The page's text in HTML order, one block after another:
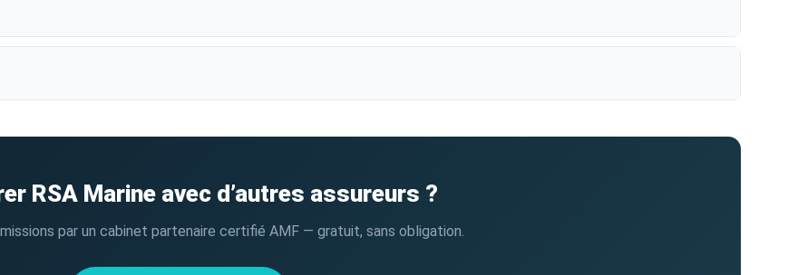
RSA Marine avec d’autres assureurs ?
par un cabinet partenaire certifié AMF — gratuit, sans obligation.